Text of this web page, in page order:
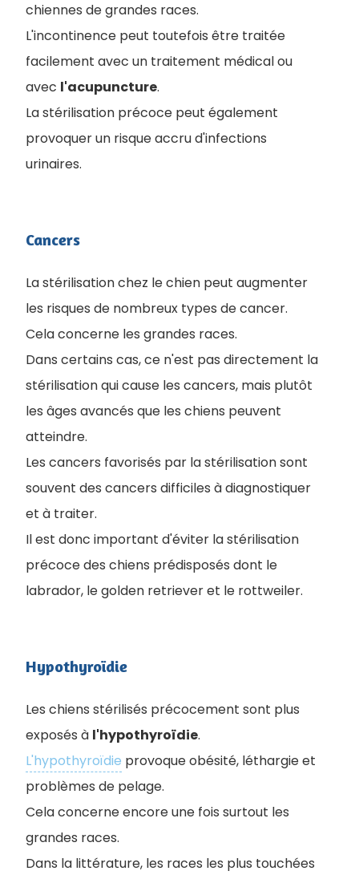
chiennes de grandes races.
L'incontinence peut toutefois être traitée
facilement avec un traitement médical ou
avec l'acupuncture.
La stérilisation précoce peut également
provoquer un risque accru d'infections
urinaires.
Cancers
La stérilisation chez le chien peut augmenter
les risques de nombreux types de cancer.
Cela concerne les grandes races.
Dans certains cas, ce n'est pas directement la
stérilisation qui cause les cancers, mais plutôt
les âges avancés que les chiens peuvent
atteindre.
Les cancers favorisés par la stérilisation sont
souvent des cancers difficiles à diagnostiquer
et à traiter.
Il est donc important d'éviter la stérilisation
précoce des chiens prédisposés dont le
labrador, le golden retriever et le rottweiler.
Hypothyroïdie
Les chiens stérilisés précocement sont plus
exposés à l'hypothyroïdie.
L'hypothyroïdie provoque obésité, léthargie et
problèmes de pelage.
Cela concerne encore une fois surtout les
grandes races.
Dans la littérature, les races les plus touchées